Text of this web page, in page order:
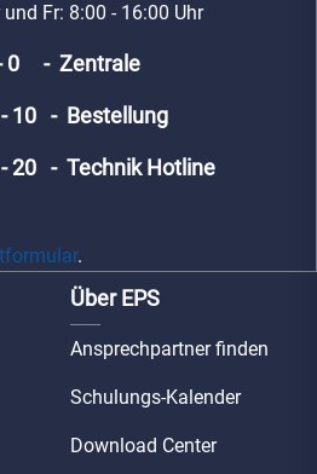
Fr: 8:00 - 16:00 Uhr
0 - Zentrale
10 - Bestellung
- Technik Hotline
.
Über EPS
Ansprechpartner finden
Schulungs-Kalender
Download Center